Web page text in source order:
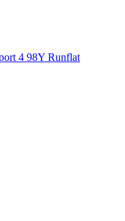
4 98Y Runflat